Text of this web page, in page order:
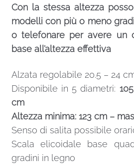
Con la stessa altezza
modelli con più o meno
o telefonare per avere un
base all’altezza effettiva
Alzata regolabile 20.5 – 24
Disponibile in 5 diametri:
cm
Altezza minima: 123 cm –
Senso di salita possibile
Scala elicoidale base
gradini in legno